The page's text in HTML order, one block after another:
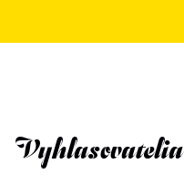
Vyhlasovatelia